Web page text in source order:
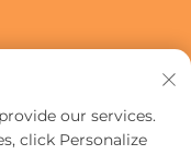
Tilmeld
our services.
click Personalize